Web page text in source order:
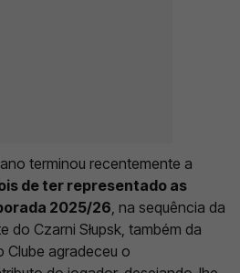
terminou recentemente a
de ter representado as
2025/26 , na sequência da
do Czarni Słupsk, também da
Clube agradeceu o